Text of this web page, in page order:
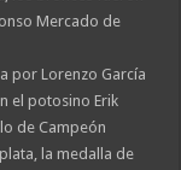
Mercado de
por Lorenzo García
el potosino Erik
de Campeón
la medalla de